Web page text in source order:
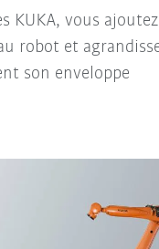
KUKA, vous
robot et
son enveloppe